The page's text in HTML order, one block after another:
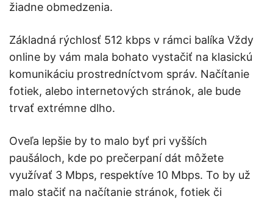
žiadne obmedzenia.
Základná rýchlosť 512 kbps v rámci balíka Vždy
online by vám mala bohato vystačiť na klasickú
komunikáciu prostredníctvom správ. Načítanie
fotiek, alebo internetových stránok, ale bude
trvať extrémne dlho.
Oveľa lepšie by to malo byť pri vyšších
paušáloch, kde po prečerpaní dát môžete
využívať 3 Mbps, respektíve 10 Mbps. To by už
malo stačiť na načítanie stránok, fotiek či